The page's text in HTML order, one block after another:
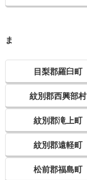
ま
目梨郡羅臼町
紋別郡西興部村
紋別郡滝上町
紋別郡遠軽町
松前郡福島町